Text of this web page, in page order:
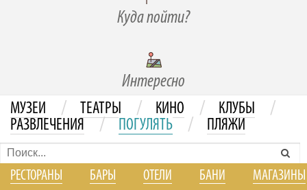
Куда пойти?
Интересно
МУЗЕИ / ТЕАТРЫ / КИНО / КЛУБЫ /
РАЗВЛЕЧЕНИЯ / ПОГУЛЯТЬ / ПЛЯЖИ
РЕСТОРАНЫ БАРЫ ОТЕЛИ БАНИ МАГАЗИНЫ